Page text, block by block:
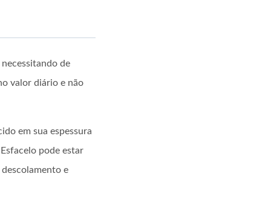
de
valor diário e não
em sua espessura
pode estar
e